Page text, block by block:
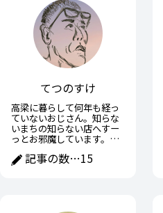
てつのすけ
高梁に暮らして何年も経っ
ていないおじさん。知らな
いまちの知らない店へすー
っとお邪魔しています。高
おじさんなりに紹介できた
らと思います。
記事の数…15